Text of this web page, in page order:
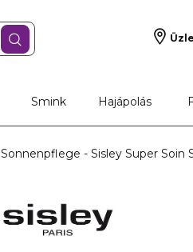
Smink Hajápolás
Sonnenpflege - Sisley Super Soin